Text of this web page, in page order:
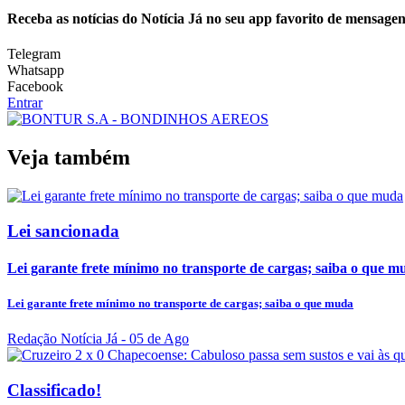
Receba as notícias do Notícia Já no seu app favorito de
Telegram
Whatsapp
Facebook
Entrar
Veja também
Lei sancionada
Lei garante frete mínimo no transporte de cargas; saiba o que
Lei garante frete mínimo no transporte de cargas; saiba o que muda
Redação Notícia Já - 05 de Ago
Classificado!